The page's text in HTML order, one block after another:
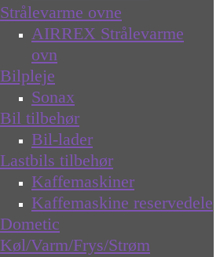
Strålevarme ovne
AIRREX Strålevarme
ovn
Bilpleje
Sonax
Bil tilbehør
Bil-lader
Lastbils tilbehør
Kaffemaskiner
Kaffemaskine reservedele
Dometic
Køl/Varm/Frys/Strøm